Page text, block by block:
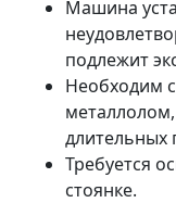
Машина
подлежит
Необходим
длительных
Требуется
стоянке.